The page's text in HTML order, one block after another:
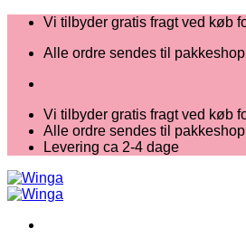
Fortsæt
indhold
Vi tilbyder gratis fragt ved køb
Alle ordre sendes til
Vi tilbyder gratis fragt ved køb
Alle ordre sendes til
Levering ca 2-4 dage